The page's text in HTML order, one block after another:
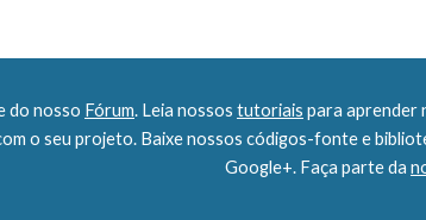
do nosso Fórum. Leia nossos tutoriais para aprender
o seu projeto. Baixe nossos códigos-fonte e
Google+. Faça parte da